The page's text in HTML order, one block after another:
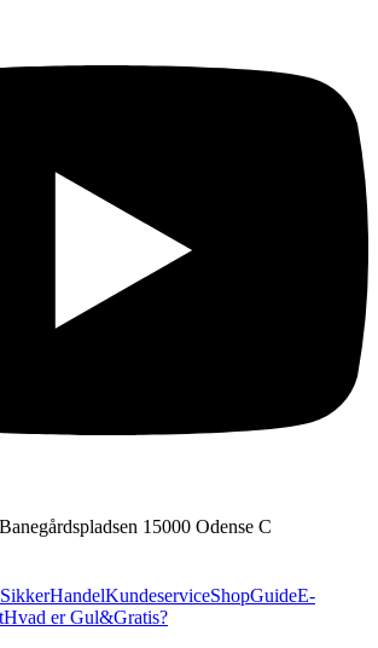
Banegårdspladsen 1 5000 Odense C
SikkerHandelKundeserviceShopGuideE-
Hvad er Gul&Gratis?